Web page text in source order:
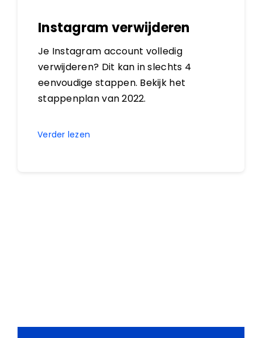
Instagram verwijderen
Je Instagram account volledig
verwijderen? Dit kan in slechts 4
eenvoudige stappen. Bekijk het
stappenplan van 2022.
Verder lezen